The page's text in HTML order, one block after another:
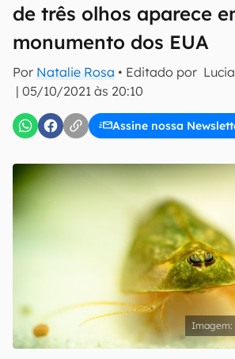
de três olhos aparece
monumento dos EUA
Por Natalie Rosa • Editado por
| 05/10/2021 às 20:10
Assine nossa
E-mail
inscreva-se
Confirmo que li, aceito e concordo com
Uso e Política de Privacidade do